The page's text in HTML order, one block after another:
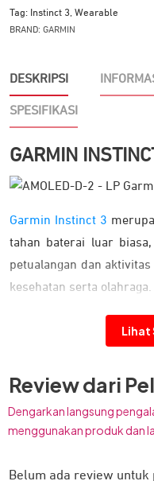
Tag: Instinct 3 Wearable
BRAND: GARMIN
DESKRIPSI
SPESIFIKASI
GARMIN
Garmin Instinct 3
tahan baterai luar
petualangan dan
kesehatan serta olahraga.
Dirancang
Lihat
Review dari
Dengarkan langsung
menggunakan produk dan
Belum ada review untuk